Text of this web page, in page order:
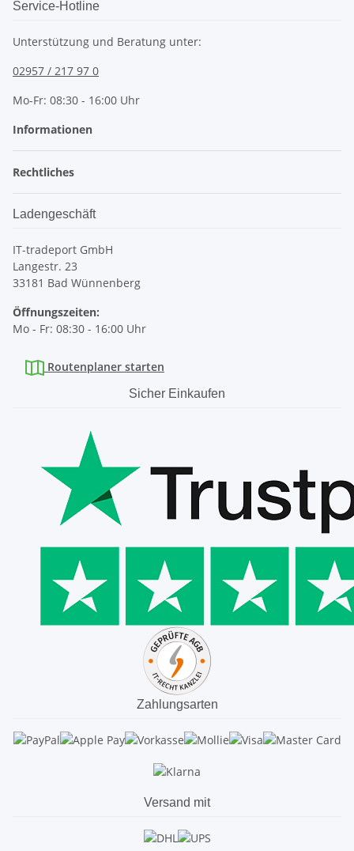
Service-Hotline
Unterstützung und Beratung unter:
02957 / 217 97 0
Mo-Fr: 08:30 - 16:00 Uhr
Informationen
Rechtliches
Ladengeschäft
IT-tradeport GmbH
Langestr. 23
33181 Bad Wünnenberg
Öffnungszeiten:
Mo - Fr: 08:30 - 16:00 Uhr
Routenplaner starten
Sicher Einkaufen
Zahlungsarten
Versand mit